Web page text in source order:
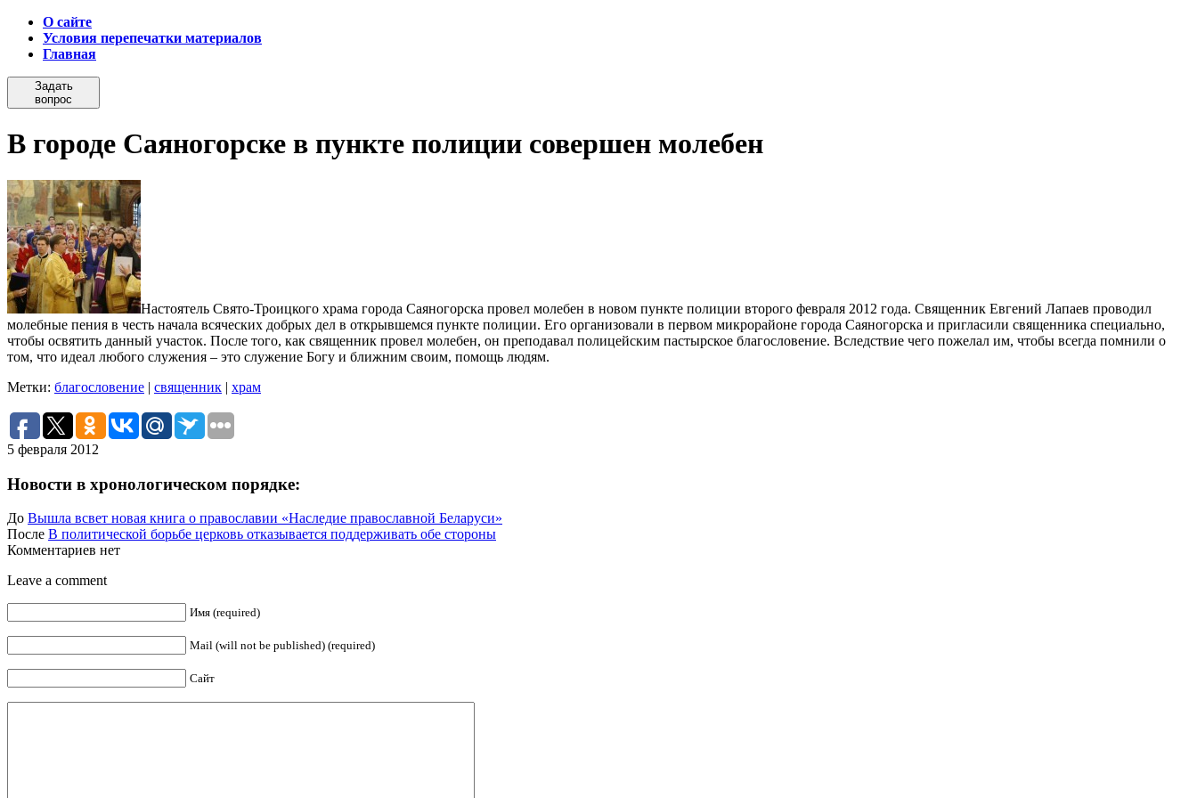
О сайте
Условия перепечатки материалов
Главная
Задать
вопрос
В городе Саяногорске в пункте полиции совершен молебен
Настоятель Свято-Троицкого храма города Саяногорска провел молебен в новом пункте полиции второго февраля 2012 года. Священник Евгений Лапаев проводил
молебные пения в честь начала всяческих добрых дел в открывшемся пункте полиции. Его организовали в первом микрорайоне города Саяногорска и пригласили священника специально,
чтобы освятить данный участок. После того, как священник провел молебен, он преподавал полицейским пастырское благословение. Вследствие чего пожелал им, чтобы всегда помнили о
том, что идеал любого служения – это служение Богу и ближним своим, помощь людям.
Метки: благословение | священник | храм
5 февраля 2012
Новости в хронологическом порядке:
До Вышла всвет новая книга о православии «Наследие православной Беларуси»
После В политической борьбе церковь отказывается поддерживать обе стороны
Комментариев нет
Leave a comment
Имя (required)
Mail (will not be published) (required)
Сайт